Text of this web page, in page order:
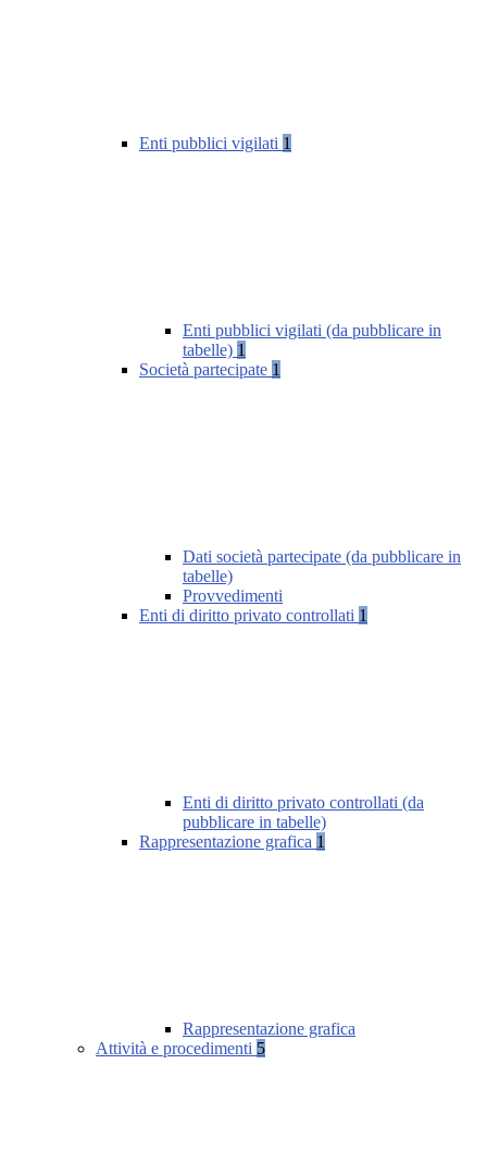
Enti pubblici vigilati 1
Enti pubblici vigilati (da pubblicare in
tabelle) 1
Società partecipate 1
Dati società partecipate (da pubblicare in
tabelle)
Provvedimenti
Enti di diritto privato controllati 1
Enti di diritto privato controllati (da
pubblicare in tabelle)
Rappresentazione grafica 1
Rappresentazione grafica
Attività e procedimenti 5